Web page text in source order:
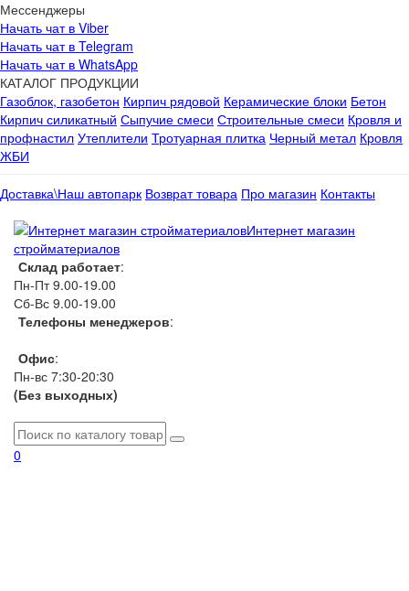
Мессенджеры
Начать чат в Viber
Начать чат в Telegram
Начать чат в WhatsApp
КАТАЛОГ ПРОДУКЦИИ
Газоблок, газобетон Кирпич рядовой Керамические блоки Бетон
Кирпич силикатный Сыпучие смеси Строительные смеси Кровля и
профнастил Утеплители Тротуарная плитка Черный метал Кровля
ЖБИ
Доставка\Наш автопарк Возврат товара Про магазин Контакты
Интернет магазин
стройматериалов
Склад работает:
Пн-Пт 9.00-19.00
Сб-Вс 9.00-19.00
Телефоны менеджеров:
Офис:
Пн-вс 7:30-20:30
(Без выходных)
0